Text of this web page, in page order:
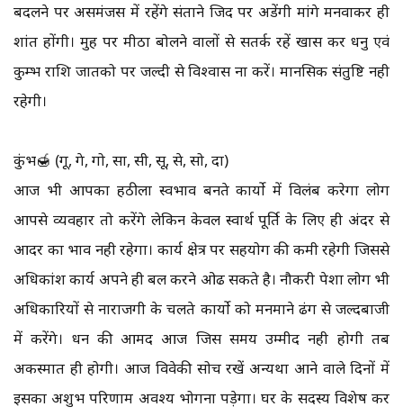
बदलने पर असमंजस में रहेंगे संताने जिद पर अडेंगी मांगे मनवाकर ही
शांत होंगी। मुह पर मीठा बोलने वालों से सतर्क रहें खास कर धनु एवं
कुम्भ राशि जातको पर जल्दी से विश्वास ना करें। मानसिक संतुष्टि नही
रहेगी।
कुंभ🍯 (गू, गे, गो, सा, सी, सू, से, सो, दा)
आज भी आपका हठीला स्वभाव बनते कार्यो में विलंब करेगा लोग
आपसे व्यवहार तो करेंगे लेकिन केवल स्वार्थ पूर्ति के लिए ही अंदर से
आदर का भाव नही रहेगा। कार्य क्षेत्र पर सहयोग की कमी रहेगी जिससे
अधिकांश कार्य अपने ही बल करने ओढ सकते है। नौकरी पेशा लोग भी
अधिकारियों से नाराजगी के चलते कार्यो को मनमाने ढंग से जल्दबाजी
में करेंगे। धन की आमद आज जिस समय उम्मीद नही होगी तब
अकस्मात ही होगी। आज विवेकी सोच रखें अन्यथा आने वाले दिनों में
इसका अशुभ परिणाम अवश्य भोगना पड़ेगा। घर के सदस्य विशेष कर